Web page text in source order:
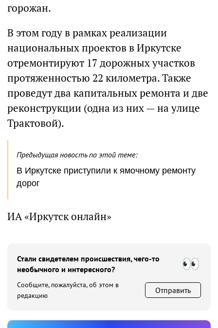
горожан.
В этом году в рамках реализации
национальных проектов в Иркутске
отремонтируют 17 дорожных участков
протяженностью 22 километра. Также
проведут два капитальных ремонта и две
реконструкции (одна из них — на улице
Трактовой).
Предыдущая новость по этой теме:
В Иркутске приступили к ямочному ремонту
дорог
ИА «Иркутск онлайн»
Стали свидетелем происшествия, чего-то
необычного и интересного?
Сообщите, пожалуйста, об этом в
редакцию
Отправить